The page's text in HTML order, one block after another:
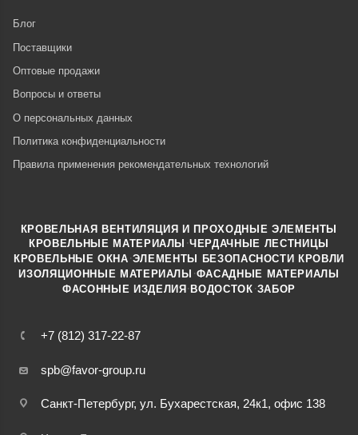
Блог
Поставщики
Оптовые продажи
Вопросы и ответы
О персональных данных
Политика конфиденциальности
Правила применения рекомендательных технологий
+7 (812) 317-22-87
spb@favor-group.ru
Санкт-Петербург, ул. Бухарестская, 24к1, офис 138
КРОВЕЛЬНАЯ ВЕНТИЛЯЦИЯ И ПРОХОДНЫЕ ЭЛЕМЕНТЫ
КРОВЕЛЬНЫЕ МАТЕРИАЛЫ ·ЧЕРДАЧНЫЕ ЛЕСТНИЦЫ
КРОВЕЛЬНЫЕ ОКНА ·ЭЛЕМЕНТЫ БЕЗОПАСНОСТИ КРОВЛИ
ИЗОЛЯЦИОННЫЕ МАТЕРИАЛЫ ·ФАСАДНЫЕ МАТЕРИАЛЫ
ФАСОННЫЕ ИЗДЕЛИЯ ·ВОДОСТОК ·ЗАБОР